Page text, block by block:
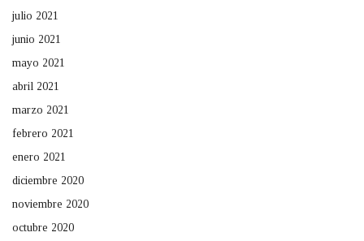
julio 2021
junio 2021
mayo 2021
abril 2021
marzo 2021
febrero 2021
enero 2021
diciembre 2020
noviembre 2020
octubre 2020